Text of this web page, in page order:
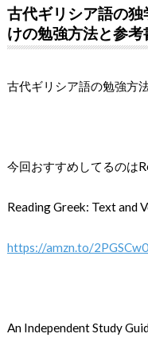
古代ギリシア語の
けの勉強方法と参
古代ギリシア語の勉強方
今回おすすめしてるのは
Reading Greek: Text and
https://amzn.to/2PGSCw0
An Independent Study